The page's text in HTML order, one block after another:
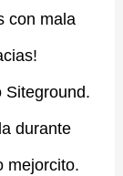
con mala
Siteground.
durante
mejorcito.